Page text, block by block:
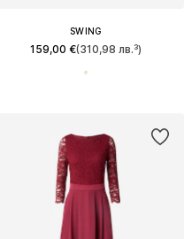
SWING
159,00 €(310,98 лв.³)